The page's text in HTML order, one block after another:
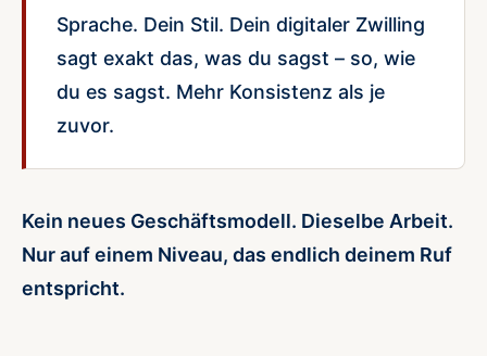
Sprache. Dein Stil. Dein digitaler Zwilling
sagt exakt das, was du sagst – so, wie
du es sagst. Mehr Konsistenz als je
zuvor.
Kein neues Geschäftsmodell. Dieselbe Arbeit.
Nur auf einem Niveau, das endlich deinem Ruf
entspricht.